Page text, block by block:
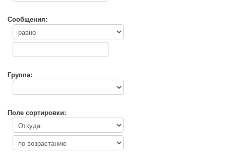
Сообщения:
Группа:
Поле сортировки: